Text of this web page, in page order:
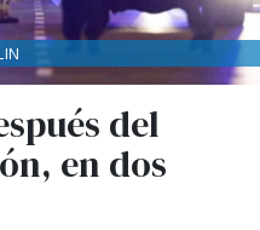
del
en dos